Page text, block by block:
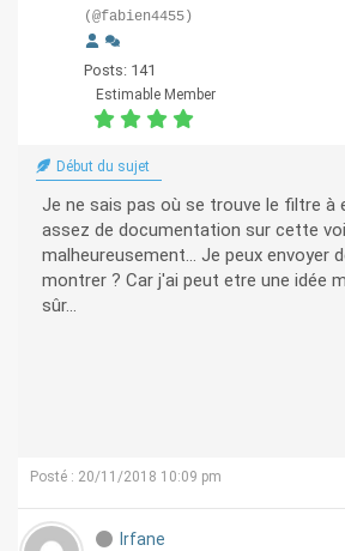
(@fabien4455)
Posts: 141
Estimable Member
Début du sujet
Je ne sais pas où se trouve le filtre à
assez de documentation sur cette
malheureusement... Je peux envoyer
montrer ? Car j'ai peut etre une idée
sûr...
Posté : 20/11/2018 10:09 pm
Irfane